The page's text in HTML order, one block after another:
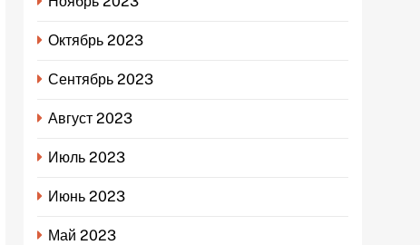
Октябрь 2023
Сентябрь 2023
Август 2023
Июль 2023
Июнь 2023
Май 2023